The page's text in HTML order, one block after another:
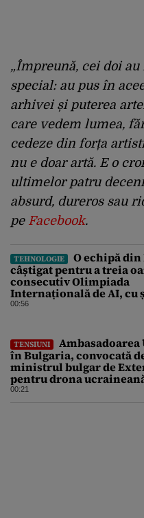
„Împreună, cei doi
special: au pus în
arhivei și puterea
care vedem lumea,
cedeze din forța
nu e doar artă. E o
ultimelor patru
absurd, dureros sau
peFacebook.
TEHNOLOGIE
O echipă din
câștigat pentru a treia
consecutiv Olimpiada
Internațională de AI, cu
medalii din aur și una de
00:56
TENSIUNI
în Bulgaria, convocată
ministrul bulgar de
pentru drona
prăbușită în apropierea
00:21